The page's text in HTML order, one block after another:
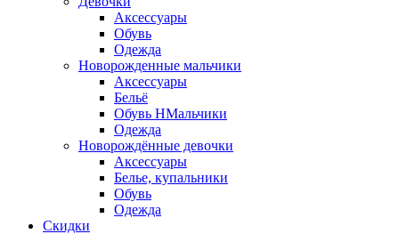
Аксессуары
Обувь
Одежда
Новорожденные мальчики
Аксессуары
Бельё
Обувь НМальчики
Одежда
Новорождённые девочки
Аксессуары
Белье, купальники
Обувь
Одежда
Скидки